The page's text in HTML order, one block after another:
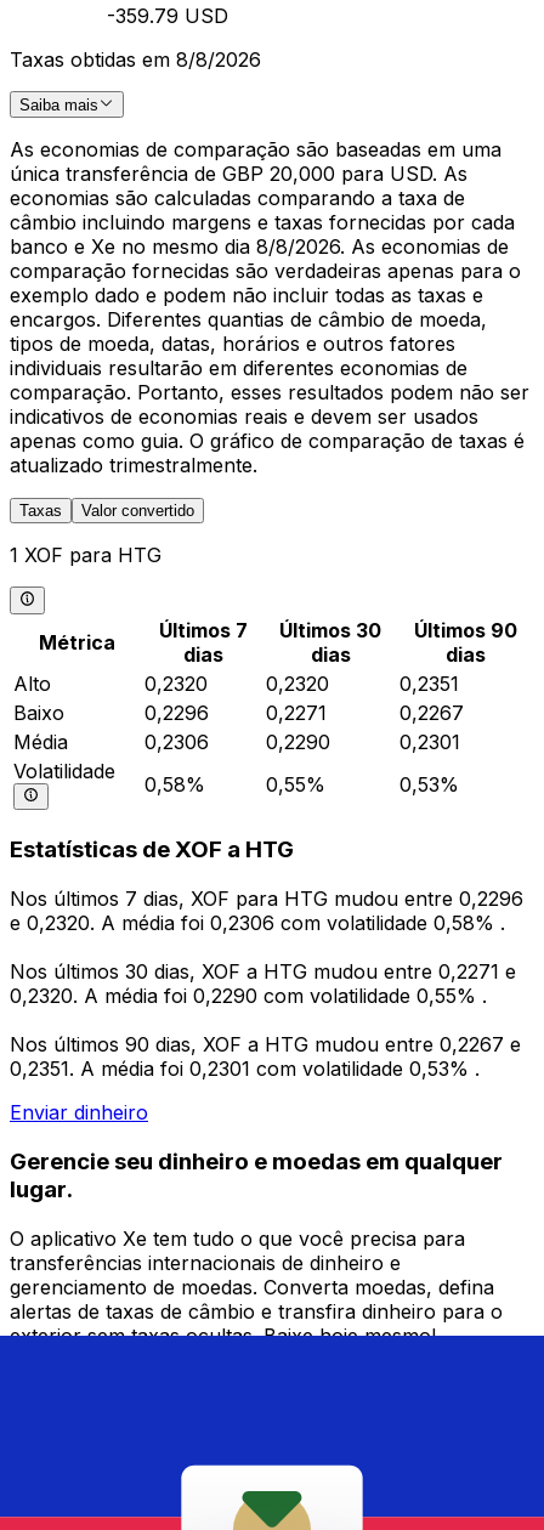
-359.79 USD
Taxas obtidas em 8/8/2026
Saiba mais
As economias de comparação são baseadas em uma
única transferência de GBP 20,000 para USD. As
economias são calculadas comparando a taxa de
câmbio incluindo margens e taxas fornecidas por cada
banco e Xe no mesmo dia 8/8/2026. As economias de
comparação fornecidas são verdadeiras apenas para o
exemplo dado e podem não incluir todas as taxas e
encargos. Diferentes quantias de câmbio de moeda,
tipos de moeda, datas, horários e outros fatores
individuais resultarão em diferentes economias de
comparação. Portanto, esses resultados podem não ser
indicativos de economias reais e devem ser usados
apenas como guia. O gráfico de comparação de taxas é
atualizado trimestralmente.
Taxas Valor convertido
1 XOF para HTG
Métrica
Últimos 7
dias
Últimos 30
dias
Últimos 90
dias
Alto
0,2320 0,2320
0,2351
Baixo
0,2296 0,2271
0,2267
Média
0,2306 0,2290
0,2301
Volatilidade
0,58% 0,55% 0,53%
Estatísticas de XOF a HTG
Nos últimos 7 dias, XOF para HTG mudou entre 0,2296
e 0,2320. A média foi 0,2306 com volatilidade 0,58% .
Nos últimos 30 dias, XOF a HTG mudou entre 0,2271 e
0,2320. A média foi 0,2290 com volatilidade 0,55% .
Nos últimos 90 dias, XOF a HTG mudou entre 0,2267 e
0,2351. A média foi 0,2301 com volatilidade 0,53% .
Enviar dinheiro
Gerencie seu dinheiro e moedas em qualquer
lugar.
O aplicativo Xe tem tudo o que você precisa para
transferências internacionais de dinheiro e
gerenciamento de moedas. Converta moedas, defina
alertas de taxas de câmbio e transfira dinheiro para o
exterior sem taxas ocultas. Baixe hoje mesmo!